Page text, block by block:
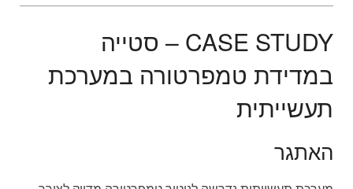
CASE STUDY – סטייה
במדידת טמפרטורה במערכת
תעשייתית
האתגר